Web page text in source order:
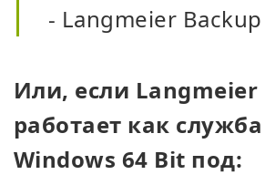
- Langmeier
Или, если Langmeier
работает как
Windows 64 Bit под: